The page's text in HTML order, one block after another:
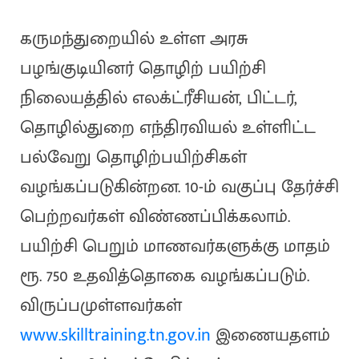
கருமந்துறையில் உள்ள அரசு
பழங்குடியினர் தொழிற் பயிற்சி
நிலையத்தில் எலக்ட்ரீசியன், பிட்டர்,
தொழில்துறை எந்திரவியல் உள்ளிட்ட
பல்வேறு தொழிற்பயிற்சிகள்
வழங்கப்படுகின்றன. 10-ம் வகுப்பு தேர்ச்சி
பெற்றவர்கள் விண்ணப்பிக்கலாம்.
பயிற்சி பெறும் மாணவர்களுக்கு மாதம்
ரூ. 750 உதவித்தொகை வழங்கப்படும்.
விருப்பமுள்ளவர்கள்
www.skilltraining.tn.gov.inஇணையதளம்